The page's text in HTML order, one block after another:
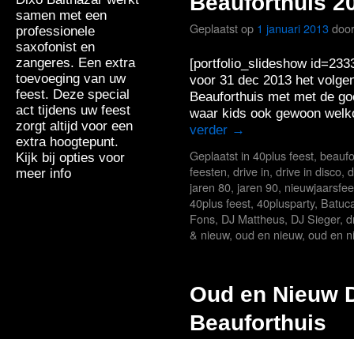
samen met een
professionele
saxofonist en
zangeres. Een extra
toevoeging van uw
feest. Deze special
act tijdens uw feest
zorgt altijd voor een
extra hoogtepunt.
Kijk bij opties voor
meer info
Geplaatst op 1 januari 2013door
[portfolio_slideshow
voor 31 dec 2013 het
Beauforthuis met met de
waar kids ook gewoon
verder →
Geplaatst in 40plus feest,
feesten, drive in, drive in disco,
jaren 80, jaren 90,
40plus feest, 40plusparty,
Fons, DJ Mattheus, DJ Sieger,
& nieuw, oud en nieuw, oud en
Oud en Nieuw
Beauforthuis